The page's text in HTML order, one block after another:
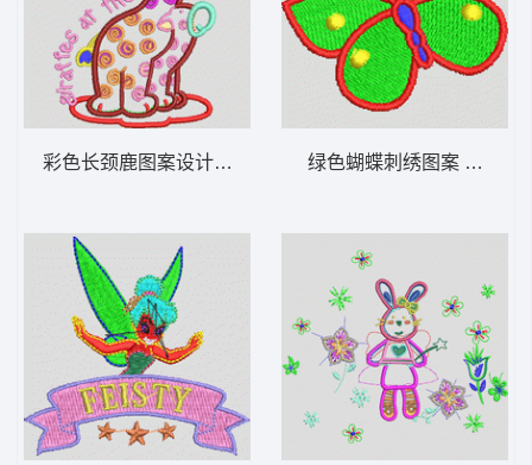
彩色长颈鹿图案设计 长颈鹿_卡通贴布绿色蝴蝶刺绣图案 蝴蝶_